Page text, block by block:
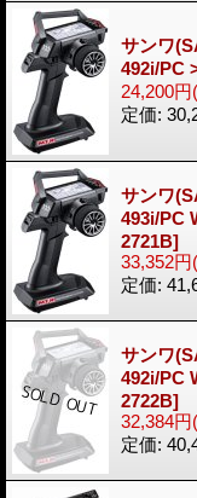
サンワ
492i/PC
24,200円
定価:
サンワ
493i/PC
2721B]
33,352円
定価:
サンワ
492i/PC
2722B]
32,384円
定価: